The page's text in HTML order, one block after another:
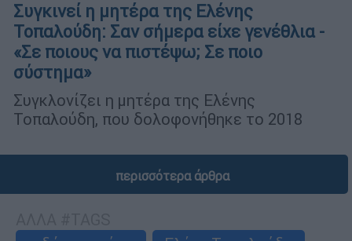
Συγκινεί η μητέρα της Ελένης
Τοπαλούδη: Σαν σήμερα είχε γενέθλια -
«Σε ποιους να πιστέψω; Σε ποιο
σύστημα»
Συγκλονίζει η μητέρα της Ελένης
Τοπαλούδη, που δολοφονήθηκε το 2018
περισσότερα άρθρα